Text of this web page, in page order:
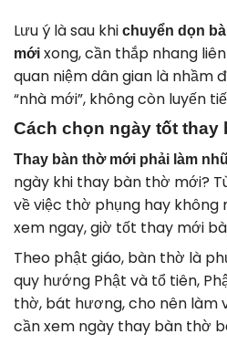
Lưu ý là sau khi chuyển dọn
mới xong, cần thắp nhang
quan niệm dân gian là nhầm
“nhà mới”, không còn luyến
Cách chọn ngày tốt thay
Thay bàn thờ mới phải làm
ngày khi thay bàn thờ mới?
về việc thờ phụng hay không
xem ngay, giờ tốt thay mới
Theo phật giáo, bàn thờ là
quy hướng Phật và tổ tiên,
thờ, bát hương, cho nên làm
cần xem ngày thay bàn thờ